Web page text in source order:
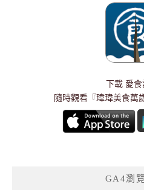
下載 愛食
隨時觀看『瑋瑋美食萬
GA4瀏